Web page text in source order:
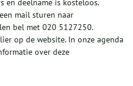
en deelname is kosteloos.
mail sturen naar
bel met 020 5127250.
op de website. In onze agenda
over deze